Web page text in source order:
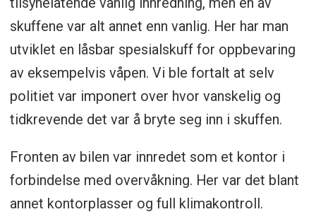
skuffene var alt annet enn vanlig. Her har man
utviklet en låsbar spesialskuff for oppbevaring
av eksempelvis våpen. Vi ble fortalt at selv
politiet var imponert over hvor vanskelig og
tidkrevende det var å bryte seg inn i skuffen.
Fronten av bilen var innredet som et kontor i
forbindelse med overvåkning. Her var det blant
annet kontorplasser og full klimakontroll.